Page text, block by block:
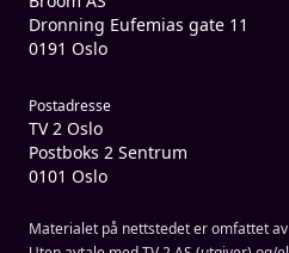
Dronning Eufemias gate 11
0191 Oslo
Postadresse
TV 2 Oslo
Postboks 2 Sentrum
0101 Oslo
Materialet på nettstedet er omfattet